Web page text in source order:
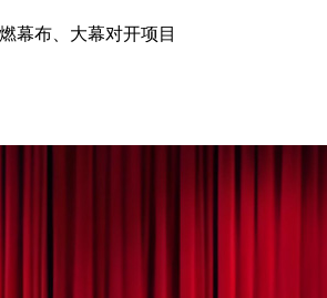
幕布、大幕对开项目